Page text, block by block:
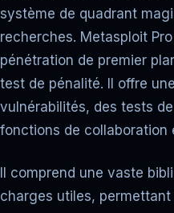
système de quadrant
recherches. Metasploit
pénétration de premier
test de pénalité. Il offre
vulnérabilités, des tests
fonctions de collaboration
Il comprend une vaste
charges utiles,